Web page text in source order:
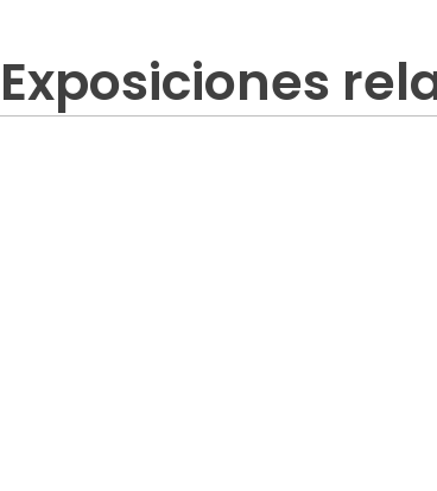
Exposiciones